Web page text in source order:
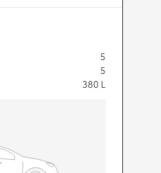
5
5
380 L